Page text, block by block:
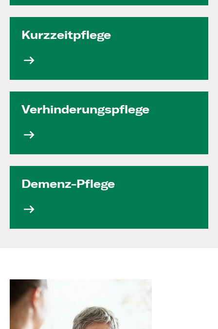
Kurzzeit­pflege
Verhinde­rungs­pflege
Demenz-Pflege